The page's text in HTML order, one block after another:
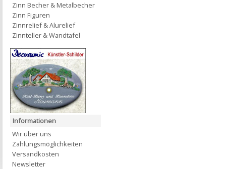
Zinn Becher & Metalbecher
Zinn Figuren
Zinnrelief & Alurelief
Zinnteller & Wandtafel
Informationen
Wir über uns
Zahlungsmöglichkeiten
Versandkosten
Newsletter